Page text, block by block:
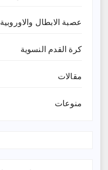
عصبة الابطال والاوروبية
كرة القدم النسوية
مقالات
منوعات